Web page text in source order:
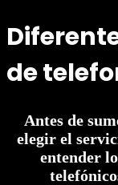
de
Antes de
elegir el
entender